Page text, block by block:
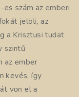
szám az emberi
jelöli, az
a Krisztusi tudat
szintű
az ember
kevés, így
von el a